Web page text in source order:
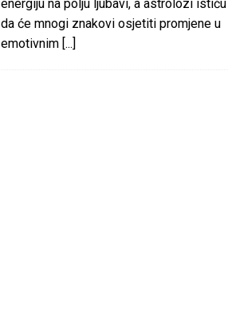
energiju na polju ljubavi, a astrolozi ističu
da će mnogi znakovi osjetiti promjene u
emotivnim [...]